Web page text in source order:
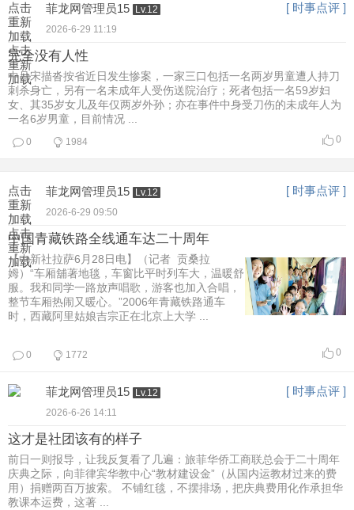
点击
重新
加载
点击
重新
加载
菲龙网管理员15 Lv.12 [ 时事点评 ]
2026-6-29 11:19
完全没有人性
中吕宋描沓按省近日发生惨案，一家三口包括一名两岁男童遭人持刀
刺杀身亡，另有一名未成年人受伤送院治疗；死者包括一名59岁妇
女、其35岁女儿及年仅两岁外孙；亦在事件中身受刀伤的未成年人为
一名6岁男童，目前情况 ...
0
0 1984
点击
重新
加载
点击
重新
加载
菲龙网管理员15 Lv.12 [ 时事点评 ]
2026-6-29 09:50
中国青藏铁路全线通车达二十周年
【中新社拉萨6月28日电】（记者 贡桑拉
姆）“车厢舖著地毯，车窗比平时列车大，温暖舒
服。我和同学一路放声唱歌，游客也加入合唱，
整节车厢热闹又暖心。”2006年青藏铁路通车
时，西藏阿里姑娘吉宗正在北京上大学 ...
0
0 1772
菲龙网管理员15 Lv.12 [ 时事点评 ]
2026-6-26 14:11
这才是社团该有的样子
前日一则报导，让我反复看了几遍：旅菲华侨工商联总会于二十周年
庆典之际，向菲律宾华教中心“教材建设金”（从国内运教材过来的费
用）捐赠两百万披索。 不铺红毯，不摆排场，把庆典费用化作承担华
教课本运费，这著 ...